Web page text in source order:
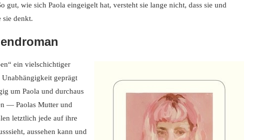
gut, wie sich Paola eingeigelt hat, versteht sie lange nicht, dass sie und
sie denkt.
ein vielschichtiger
geprägt
um Paola und durchaus
— Paolas Mutter und
letztlich jede auf ihre
aussehen kann und